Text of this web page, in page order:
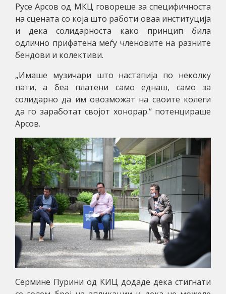
Русе Арсов од МКЦ говореше за специфичноста
на сцената со која што работи оваа институција
и дека солидарноста како принцип била
одлично прифатена меѓу членовите на разните
бендови и колективи.
„Имаше музичари што настапија по неколку
пати, а беа платени само еднаш, само за
солидарно да им овозможат на своите колеги
да го заработат својот хонорар.“ потенцираше
Арсов.
Сермине Пурини од КИЦ додаде дека стигнати